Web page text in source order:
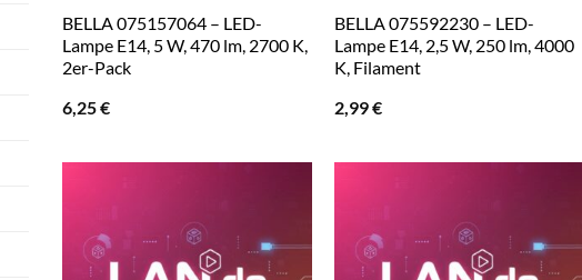
BELLA 075157064 – LED-
Lampe E14, 5 W, 470 lm, 2700 K,
2er-Pack
6,25€
BELLA 075592230 – LED-
Lampe E14, 2,5 W, 250 lm, 4000
K, Filament
2,99€